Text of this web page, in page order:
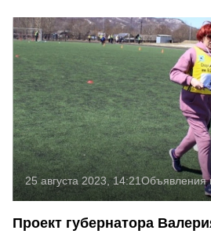
25 августа 2023, 14:21Объявления
Проект губернатора